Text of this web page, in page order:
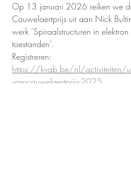
Op 13 januari 2026 reiken we
Cauwelaertprijs uit aan Nick
werk ‘Spiraalstructuren in
toestanden’.
Registreren:
https://kvab.be/nl/activiteiten/
van-cauwelaertprijs-2025